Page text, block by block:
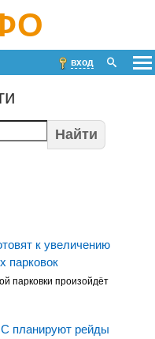
вход
Найти
к увеличению
парковок
парковки произойдёт
планируют рейды